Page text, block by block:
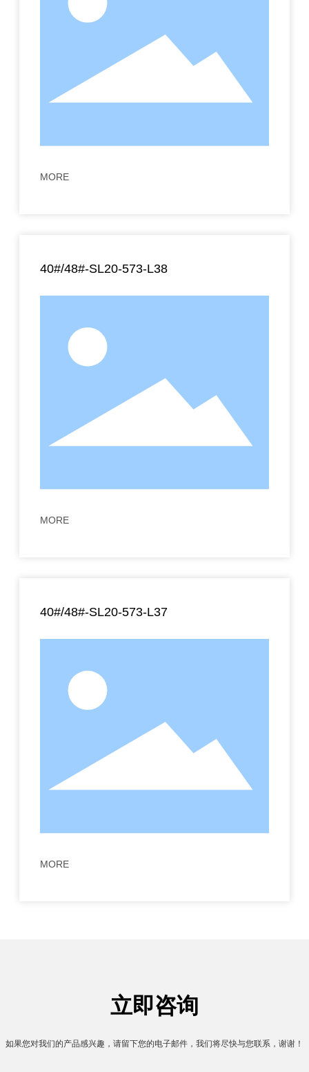
MORE
40#/48#-SL20-573-L38
MORE
40#/48#-SL20-573-L37
MORE
立即咨询
如果您对我们的产品感兴趣，请留下您的电子邮件，我们将尽快与您联系，谢谢！